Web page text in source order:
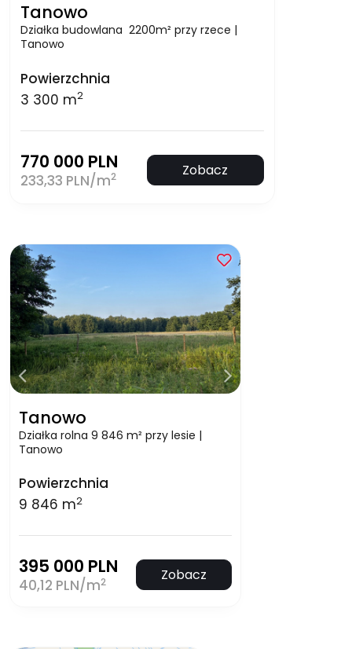
Tanowo
Działka budowlana 2200m² przy rzece |
Tanowo
Powierzchnia
3 300 m2
770 000 PLN
233,33 PLN/m2 Zobacz
Tanowo
Działka rolna 9 846 m² przy lesie |
Tanowo
Powierzchnia
9 846 m2
395 000 PLN
40,12 PLN/m2 Zobacz